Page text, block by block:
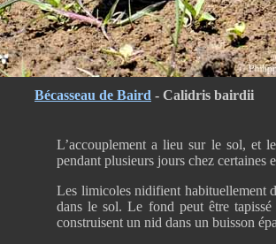
Bécasseau de Baird - Calidris bairdii
L’accouplement a lieu sur le sol, et
pendant plusieurs jours chez certaines
Les limicoles nidifient habituellement
dans le sol. Le fond peut être
construisent un nid dans un buisson